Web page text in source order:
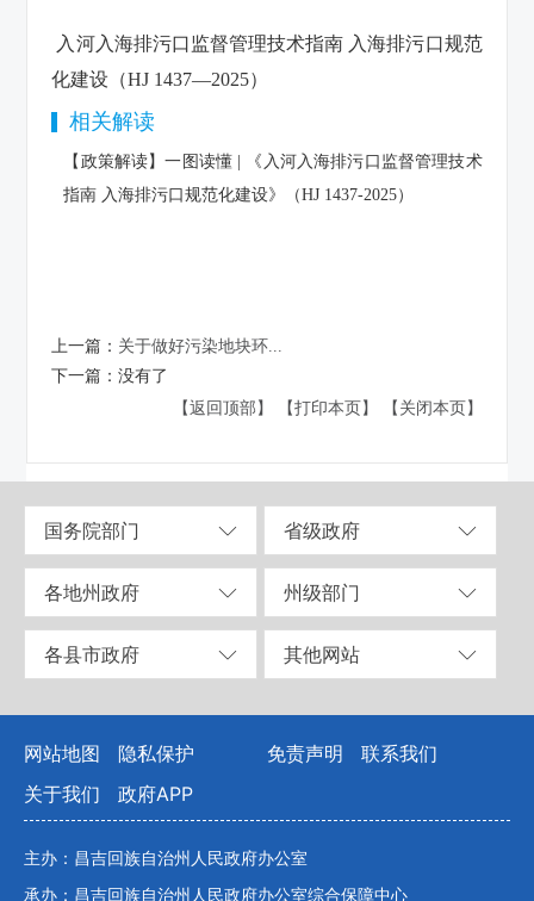
入河入海排污口监督管理技术指南 入海排污口规范
化建设（HJ 1437—2025）
相关解读
【政策解读】一图读懂 | 《入河入海排污口监督管理技术
指南 入海排污口规范化建设》（HJ 1437-2025）
上一篇： 关于做好污染地块环...
下一篇：没有了
【返回顶部】
【打印本页】 【关闭本页】
国务院部门 省级政府
各地州政府 州级部门
各县市政府 其他网站
网站地图 隐私保护 免责声明
联系我们
关于我们
政府APP
主办：昌吉回族自治州人民政府办公室
承办：昌吉回族自治州人民政府办公室综合保障中心